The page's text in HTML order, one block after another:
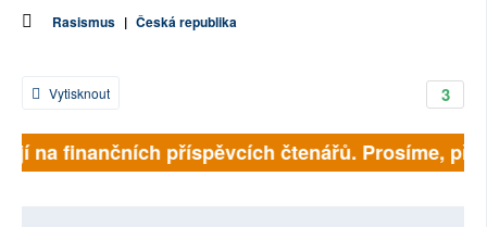
Rasismus | Česká republika
3
Vytisknout
finančních příspěvcích čtenářů. Prosíme,